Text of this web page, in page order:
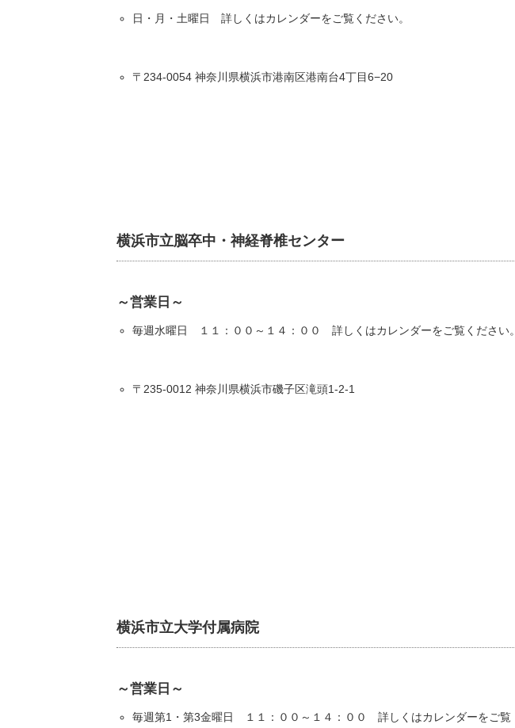
日・月・土曜日 詳しくはカレンダーをご覧ください。
〒234-0054 神奈川県横浜市港南区港南台4丁目6−20
横浜市立脳卒中・神経脊椎センター
～営業日～
毎週水曜日 １１：００～１４：００ 詳しくはカレンダーをご覧ください。
〒235-0012 神奈川県横浜市磯子区滝頭1-2-1
横浜市立大学付属病院
～営業日～
毎週第1・第3金曜日 １１：００～１４：００ 詳しくはカレンダーをご覧